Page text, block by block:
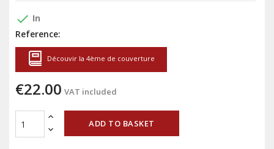
done In
Reference:
Découvir la 4ème de couverture
€22.00 VAT included
ADD TO BASKET